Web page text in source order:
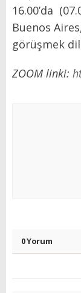
16.00’da
Buenos
görüşmek
ZOOM linki:
0 Yorum